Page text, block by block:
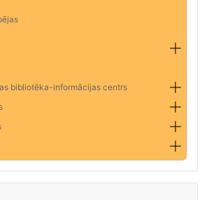
bibliotēka-informācijas centrs